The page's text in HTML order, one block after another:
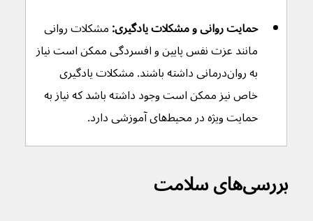
حمایت روانی و مشکلات یادگیری: مشکلات روانی
مانند عزت نفس پایین و افسردگی ممکن است نیاز
به روان‌درمانی داشته باشند. مشکلات یادگیری
خاص نیز ممکن است وجود داشته باشد که نیاز به
حمایت ویژه در محیط‌های آموزشی دارد.
بررسی‌های سلامت